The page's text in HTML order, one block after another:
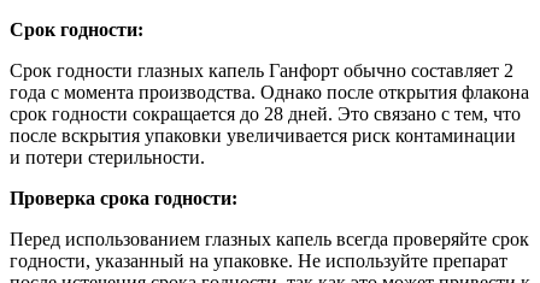
Срок годности:
Срок годности глазных капель Ганфорт обычно составляет 2
года с момента производства. Однако после открытия флакона
срок годности сокращается до 28 дней. Это связано с тем, что
после вскрытия упаковки увеличивается риск контаминации
и потери стерильности.
Проверка срока годности:
Перед использованием глазных капель всегда проверяйте срок
годности, указанный на упаковке. Не используйте препарат